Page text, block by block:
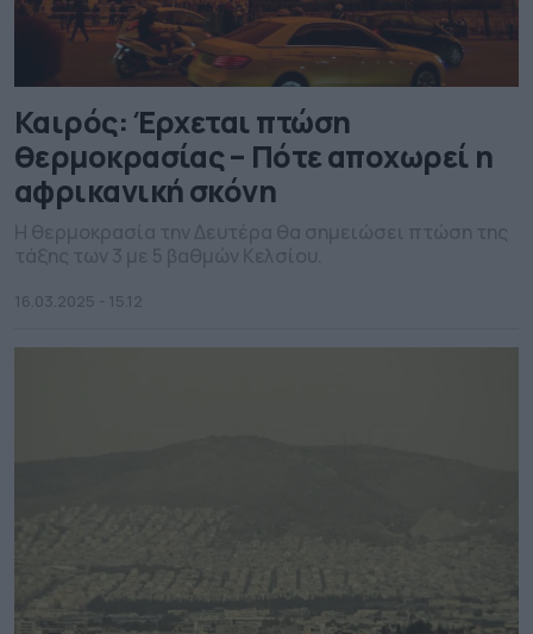
Καιρός: Έρχεται πτώση
θερμοκρασίας – Πότε αποχωρεί η
αφρικανική σκόνη
16.03.2025 - 15.12